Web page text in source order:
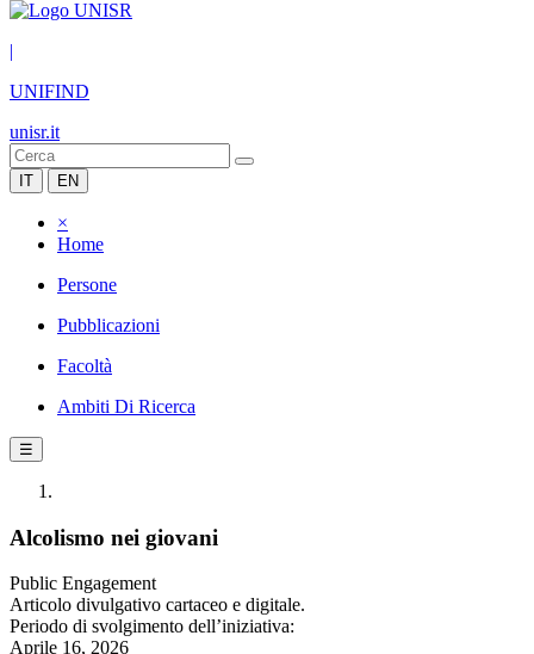
|
UNIFIND
unisr.it
IT EN
×
Home
Persone
Pubblicazioni
Facoltà
Ambiti Di Ricerca
☰
Alcolismo nei giovani
Public Engagement
Articolo divulgativo cartaceo e digitale.
Periodo di svolgimento dell’iniziativa:
Aprile 16, 2026